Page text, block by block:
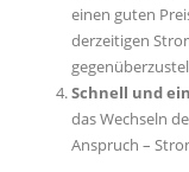
einen guten
derzeitigen
Schnell und
das Wechseln
Anspruch –